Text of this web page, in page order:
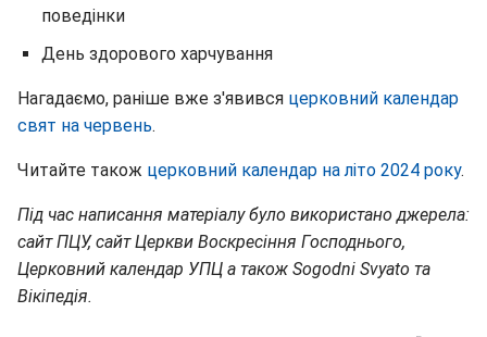
поведінки
День здорового харчування
Нагадаємо, раніше вже з'явився церковний календар
свят на червень.
Читайте також церковний календар на літо 2024 року.
Під час написання матеріалу було використано джерела:
сайт ПЦУ, сайт Церкви Воскресіння Господнього,
Церковний календар УПЦ а також Sogodni Svyato та
Вікіпедія.